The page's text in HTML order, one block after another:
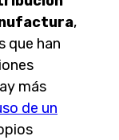
,
que han
más
de un